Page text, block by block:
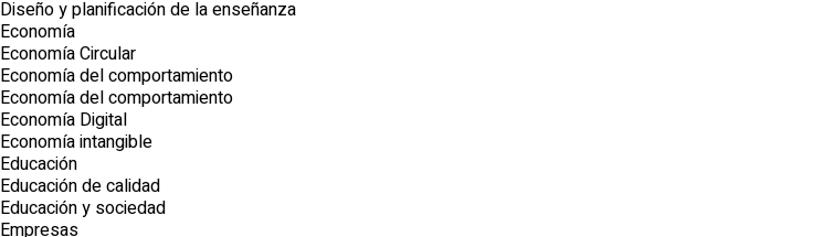
Diseño y planificación de la enseñanza
Economía
Economía Circular
Economía del comportamiento
Economía del comportamiento
Economía Digital
Economía intangible
Educación
Educación de calidad
Educación y sociedad
Empresas